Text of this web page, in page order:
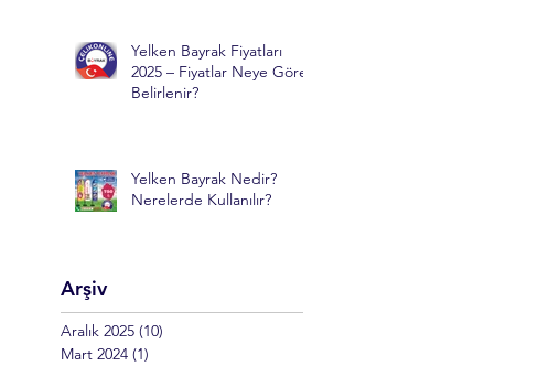
Yelken Bayrak Fiyatları
2025 – Fiyatlar Neye Göre
Belirlenir?
Yelken Bayrak Nedir?
Nerelerde Kullanılır?
Arşiv
Aralık 2025 (10)
Mart 2024 (1)